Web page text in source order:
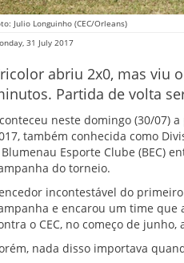
Julio Longuinho (CEC/Orleans)
31 July 2017
abriu 2x0, mas viu
Partida de volta
neste domingo (30/07)
também conhecida como
Esporte Clube (BEC)
do torneio.
incontestável do
e encarou um time que
o CEC, no começo de
nada disso importava